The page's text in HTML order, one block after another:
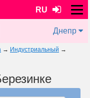
RU
Днепр
→ Индустриальный →